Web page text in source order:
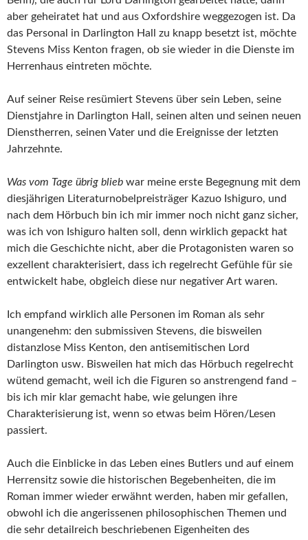
aber geheiratet hat und aus Oxfordshire weggezogen ist. Da
das Personal in Darlington Hall zu knapp besetzt ist, möchte
Stevens Miss Kenton fragen, ob sie wieder in die Dienste im
Herrenhaus eintreten möchte.
Auf seiner Reise resümiert Stevens über sein Leben, seine
Dienstjahre in Darlington Hall, seinen alten und seinen neuen
Dienstherren, seinen Vater und die Ereignisse der letzten
Jahrzehnte.
Was vom Tage übrig blieb war meine erste Begegnung mit dem
diesjährigen Literaturnobelpreisträger Kazuo Ishiguro, und
nach dem Hörbuch bin ich mir immer noch nicht ganz sicher,
was ich von Ishiguro halten soll, denn wirklich gepackt hat
mich die Geschichte nicht, aber die Protagonisten waren so
exzellent charakterisiert, dass ich regelrecht Gefühle für sie
entwickelt habe, obgleich diese nur negativer Art waren.
Ich empfand wirklich alle Personen im Roman als sehr
unangenehm: den submissiven Stevens, die bisweilen
distanzlose Miss Kenton, den antisemitischen Lord
Darlington usw. Bisweilen hat mich das Hörbuch regelrecht
wütend gemacht, weil ich die Figuren so anstrengend fand –
bis ich mir klar gemacht habe, wie gelungen ihre
Charakterisierung ist, wenn so etwas beim Hören/Lesen
passiert.
Auch die Einblicke in das Leben eines Butlers und auf einem
Herrensitz sowie die historischen Begebenheiten, die im
Roman immer wieder erwähnt werden, haben mir gefallen,
obwohl ich die angerissenen philosophischen Themen und
die sehr detailreich beschriebenen Eigenheiten des